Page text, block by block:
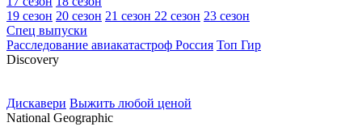
19 сезон 20 сезон 21 сезон 22 сезон 23 сезон
Спец выпуски
Расследование авиакатастроф Россия Топ Гир
Discovery
Дискавери Выжить любой ценой
National Geographic